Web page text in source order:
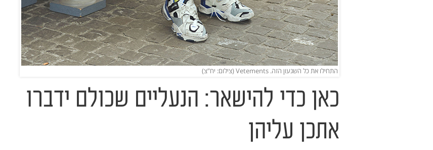
התחילו את כל השגעון הזה. Vetements (צילום: יח"צ)
כאן כדי להישאר: הנעליים שכולם ידברו
אתכן עליהן